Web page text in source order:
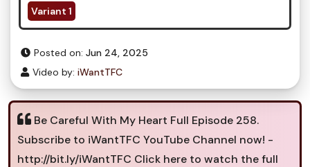
Variant 1
Posted on: Jun 24, 2025
Video by: iWantTFC
Be Careful With My Heart Full Episode 258.
Subscribe to iWantTFC YouTube Channel now! -
http://bit.ly/iWantTFC Click here to watch the full